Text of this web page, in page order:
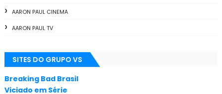
AARON PAUL CINEMA
AARON PAUL TV
ANIMAÇÃO
ANNA GUNN
SITES DO GRUPO VS
Breaking Bad Brasil
Viciado em Série